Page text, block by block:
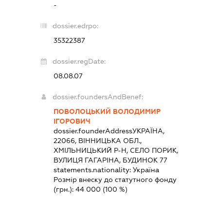
-
dossier.edrpo:
35322387
dossier.regDate:
08.08.07
dossier.foundersAndBenef:
ПОВОЛОЦЬКИЙ ВОЛОДИМИР
ІГОРОВИЧ
dossier.founderAddressУКРАЇНА,
22066, ВІННИЦЬКА ОБЛ.,
ХМІЛЬНИЦЬКИЙ Р-Н, СЕЛО ПОРИК,
ВУЛИЦЯ ГАГАРІНА, БУДИНОК 77
statements.nationality: Україна
Розмір внеску до статутного фонду
(грн.): 44 000 (100 %)